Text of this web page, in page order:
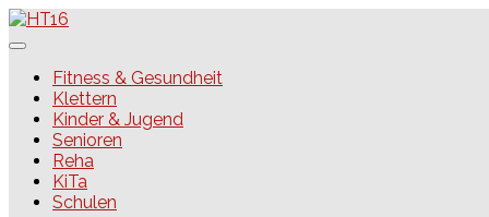
Skip
to
HT16Fitness & Gesundheit
Klettern
Kinder & Jugend
Senioren
Reha
KiTa
Schulen